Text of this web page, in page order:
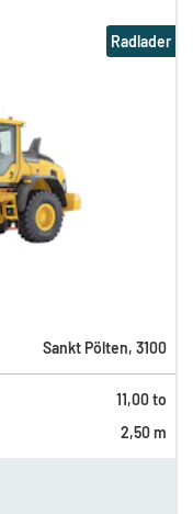
Radlader
Sankt Pölten, 3100
11,00 to
2,50 m